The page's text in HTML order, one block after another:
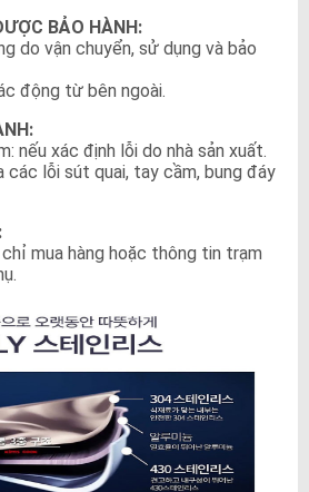
BẢO HÀNH:
do vận chuyển, sử dụng và bảo
động từ bên ngoài.
nếu xác định lỗi do nhà sản xuất.
các lỗi sút quai, tay cầm, bung đáy
mua hàng hoặc thông tin trạm